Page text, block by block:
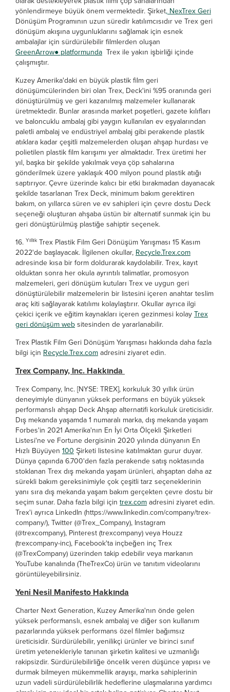
yönlendirmeye büyük önem vermektedir. Şirket, NexTrex Geri
Dönüşüm Programının uzun süredir katılımcısıdır ve Trex geri
dönüşüm akışına uygunluklarını sağlamak için esnek
ambalajlar için sürdürülebilir filmlerden oluşan
GreenArrow● platformunda Trex ile yakın işbirliği içinde
çalışmıştır.
Kuzey Amerika'daki en büyük plastik film geri
dönüşümcülerinden biri olan Trex, Deck'ini %95 oranında geri
dönüştürülmüş ve geri kazanılmış malzemeler kullanarak
üretmektedir. Bunlar arasında market poşetleri, gazete kılıfları
ve baloncuklu ambalaj gibi yaygın kullanılan ev eşyalarından
paletli ambalaj ve endüstriyel ambalaj gibi perakende plastik
atıklara kadar çeşitli malzemelerden oluşan ahşap hurdası ve
polietilen plastik film karışımı yer almaktadır. Trex üretimi her
yıl, başka bir şekilde yakılmak veya çöp sahalarına
gönderilmek üzere yaklaşık 400 milyon pound plastik atığı
saptırıyor. Çevre üzerinde kalıcı bir etki bırakmadan dayanacak
şekilde tasarlanan Trex Deck, minimum bakım gerektiren
bakım, on yıllarca süren ve ev sahipleri için çevre dostu Deck
seçeneği oluşturan ahşaba üstün bir alternatif sunmak için bu
geri dönüştürülmüş plastiğe sahiptir seçenek.
16. Yıllık Trex Plastik Film Geri Dönüşüm Yarışması 15 Kasım
2022'de başlayacak. İlgilenen okullar, Recycle.Trex.com
adresinde kısa bir form doldurarak kaydolabilir. Trex, kayıt
olduktan sonra her okula ayrıntılı talimatlar, promosyon
malzemeleri, geri dönüşüm kutuları Trex ve uygun geri
dönüştürülebilir malzemelerin bir listesini içeren anahtar teslim
araç kiti sağlayarak katılımı kolaylaştırır. Okullar ayrıca ilgi
çekici içerik ve eğitim kaynakları içeren gezinmesi kolayTrex
geri dönüşüm websitesinden de yararlanabilir.
Trex Plastik Film Geri Dönüşüm Yarışması hakkında daha fazla
bilgi için Recycle.Trex.comadresini ziyaret edin.
Trex Company, Inc. Hakkında
Trex Company, Inc. [NYSE: TREX], korkuluk 30 yıllık ürün
deneyimiyle dünyanın yüksek performans en büyük yüksek
performanslı ahşap Deck Ahşap alternatifi korkuluk üreticisidir.
Dış mekanda yaşamda 1 numaralı marka, dış mekanda yaşam
Forbes'in 2021 Amerika'nın En İyi Orta Ölçekli Şirketleri
Listesi'ne ve Fortune dergisinin 2020 yılında dünyanın En
Hızlı Büyüyen 100 Şirketi listesine katılmaktan gurur duyar.
Dünya çapında 6.700'den fazla perakende satış noktasında
stoklanan Trex dış mekanda yaşam ürünleri, ahşaptan daha az
sürekli bakım gereksinimiyle çok çeşitli tarz seçeneklerinin
yanı sıra dış mekanda yaşam bakım gerçekten çevre dostu bir
seçim sunar. Daha fazla bilgi için trex.comadresini ziyaret edin.
Trex'i ayrıca LinkedIn (https://www.linkedin.com/company/trex-
company/), Twitter (@Trex_Company), Instagram
(@trexcompany), Pinterest (trexcompany) veya Houzz
(trexcompany-inc), Facebook'ta inçbeğen inç Trex
(@TrexCompany) üzerinden takip edebilir veya markanın
YouTube kanalında (TheTrexCo) ürün ve tanıtım videolarını
görüntüleyebilirsiniz.
Yeni Nesil Manifesto Hakkında
Charter Next Generation, Kuzey Amerika'nın önde gelen
yüksek performanslı, esnek ambalaj ve diğer son kullanım
pazarlarında yüksek performans özel filmler bağımsız
üreticisidir. Sürdürülebilir, yenilikçi ürünler ve birinci sınıf
üretim yetenekleriyle tanınan şirketin kalitesi ve uzmanlığı
rakipsizdir. Sürdürülebilirliğe öncelik veren düşünce yapısı ve
durmak bilmeyen mükemmellik arayışı, marka sahiplerinin
uzun vadeli sürdürülebilirlik hedeflerine ulaşmalarına yardımcı